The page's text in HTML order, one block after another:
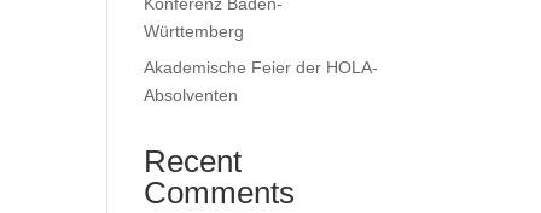
Konferenz Baden-
Württemberg
Akademische Feier der HOLA-
Absolventen
Recent
Comments